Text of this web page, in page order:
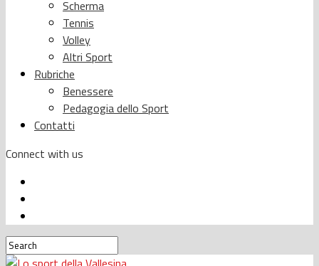
Scherma
Tennis
Volley
Altri Sport
Rubriche
Benessere
Pedagogia dello Sport
Contatti
Connect with us